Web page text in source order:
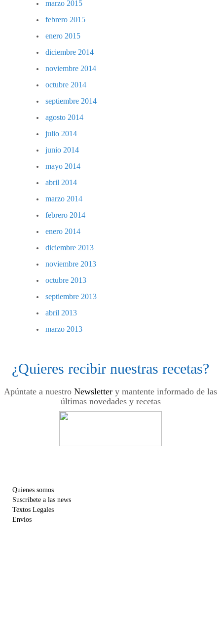
marzo 2015
febrero 2015
enero 2015
diciembre 2014
noviembre 2014
octubre 2014
septiembre 2014
agosto 2014
julio 2014
junio 2014
mayo 2014
abril 2014
marzo 2014
febrero 2014
enero 2014
diciembre 2013
noviembre 2013
octubre 2013
septiembre 2013
abril 2013
marzo 2013
¿Quieres recibir nuestras recetas?
Apúntate a nuestro Newsletter y mantente informado de las
últimas novedades y recetas
Quienes somos
Suscribete a las news
Textos Legales
Envíos